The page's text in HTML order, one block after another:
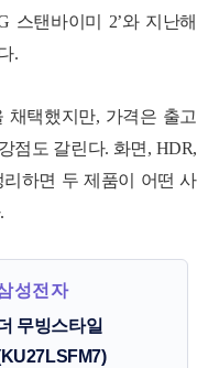
스탠바이미 2’와 지난해
.
채택했지만, 가격은 출고
점도 갈린다. 화면, HDR,
하면 두 제품이 어떤 사
성전자
무빙스타일